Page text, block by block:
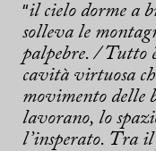
“il cielo dorme a
solleva le
palpebre. / Tutto
cavità virtuosa
movimento delle
lavorano, lo
l’insperato. Tra